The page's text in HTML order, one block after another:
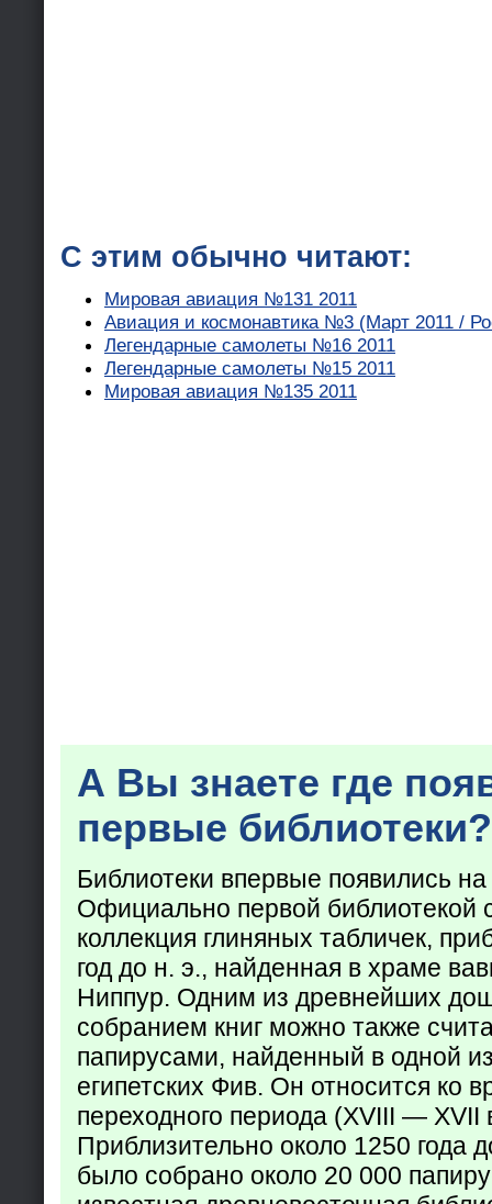
С этим обычно читают:
Мировая авиация №131 2011
Авиация и космонавтика №3 (Март 2011 /
Легендарные самолеты №16 2011
Легендарные самолеты №15 2011
Мировая авиация №135 2011
А Вы знаете где
первые библиотеки?
Библиотеки впервые появились
Официально первой библиотекой
коллекция глиняных табличек,
год до н. э., найденная в храме
Ниппур. Одним из древнейших
собранием книг можно также
папирусами, найденный в одной
египетских Фив. Он относится ко
переходного периода (XVIII — XVII
Приблизительно около 1250 года
было собрано около 20 000